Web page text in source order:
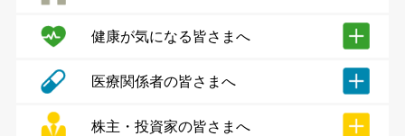
健康が気になる皆さまへ
医療関係者の皆さまへ
株主・投資家の皆さまへ